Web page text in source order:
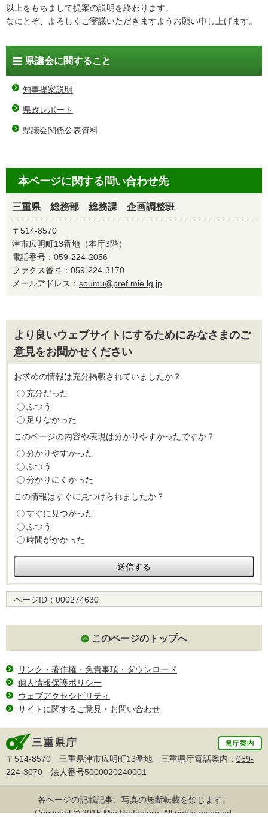
以上をもちまして提案の説明を終わります。
なにとぞ、よろしくご審議いただきますようお願い申し上げます。
県議会に関すること
知事提案説明
県政レポート
県議会関係公表資料
本ページに関する問い合わせ先
三重県 総務部 総務課 企画調整班
〒514-8570
津市広明町13番地（本庁3階）
電話番号： 059-224-2056
ファクス番号：059-224-3170
メールアドレス： soumu@pref.mie.lg.jp
より良いウェブサイトにするためにみなさまのご
意見をお聞かせください
お求めの情報は充分掲載されていましたか？
充分だった
ふつう
足りなかった
このページの内容や表現は分かりやすかったですか？
分かりやすかった
ふつう
分かりにくかった
この情報はすぐに見つけられましたか？
すぐに見つかった
ふつう
時間がかかった
ページID： 000274630
このページのトップへ
リンク・著作権・免責事項・ダウンロード
個人情報保護ポリシー
ウェブアクセシビリティ
サイトに関するご意見・お問い合わせ
〒514-8570 三重県津市広明町13番地 三重県庁電話案内： 059-
224-3070 法人番号5000020240001
各ページの記載記事、写真の無断転載を禁じます。
Copyright © 2015 Mie Prefecture, All rights reserved.